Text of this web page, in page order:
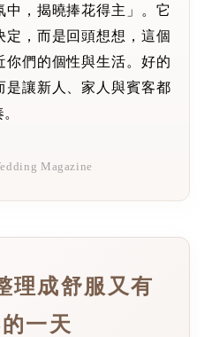
，揭曉捧花得主」。它
，而是回頭想想，這個
們的個性與生活。好的
是讓新人、家人與賓客都
Magazine
理成舒服又有
一天